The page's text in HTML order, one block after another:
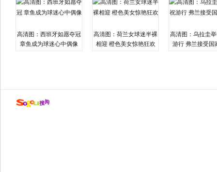
高清图：西班牙如愿夺冠
章鱼成为球迷心中偶像
高清图：荷兰女球迷半裸
相迎 橙色美女惊艳狂欢
高清图：乌拉圭
游行 弗兰接受国